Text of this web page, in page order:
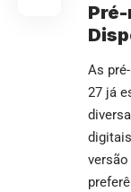
As
27 já